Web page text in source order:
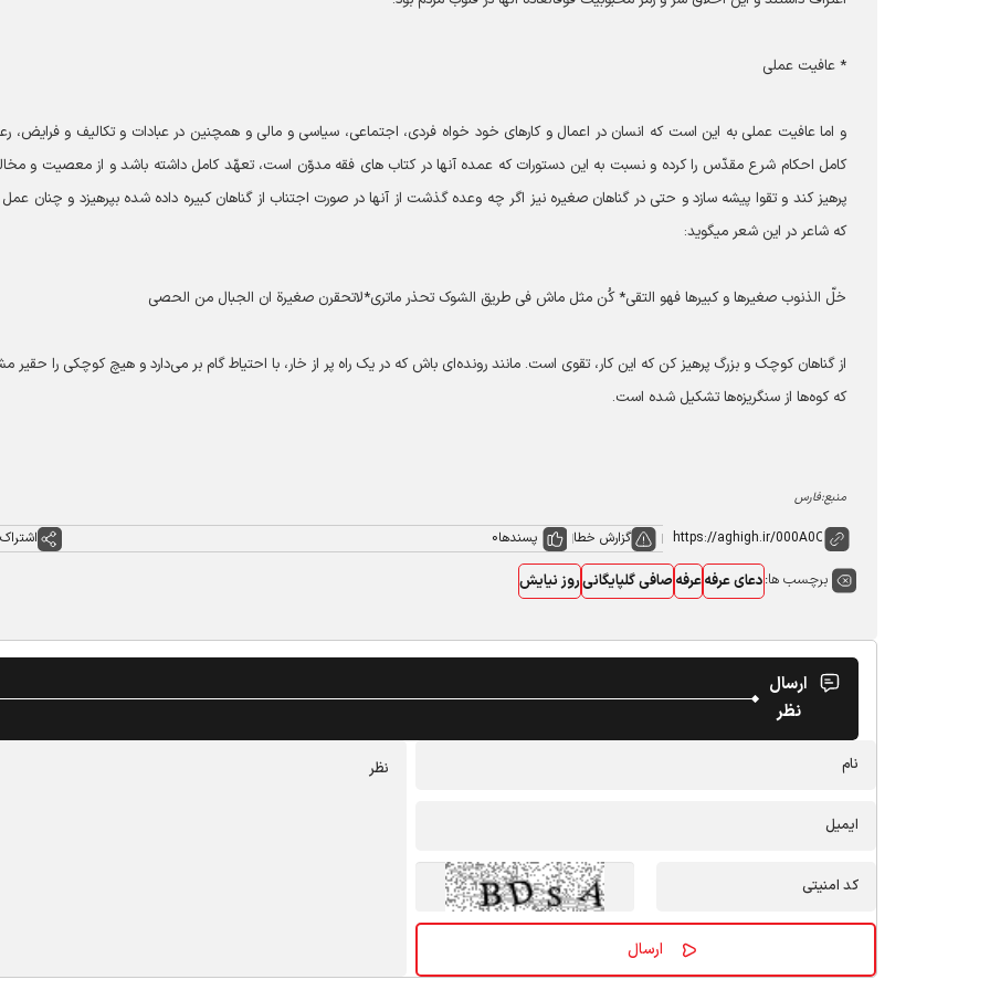
* عافیت عملی
و اما عافیت عملی به این است که انسان در اعمال و کارهای خود خواه فردی، اجتماعی، سیاسی و مالی و همچنین در عبادات و تکالیف و فرایض،
کامل احکام شرع مقدّس را کرده و نسبت به این دستورات که عمده آنها در کتاب های فقه مدوّن است، تعهّد کامل داشته باشد و از معصیت و
پرهیز کند و تقوا پیشه سازد و حتی در گناهان صغیره نیز اگر چه وعده گذشت از آنها در صورت اجتناب از گناهان کبیره داده شده بپرهیزد و چنان
که شاعر در این شعر می‎گوید:
خلّ الذنوب صغیرها و کبیرها فهو التقی* کُن مثل ماش فی طریق الشوک تحذر ماتری*لاتحقرن صغیرة ان الجبال من الحصی
از گناهان کوچک و بزرگ پرهیز کن که این کار، تقوی است. مانند رونده‌ای باش که در یک راه پر از خار، با احتیاط گام بر می‌دارد و هیچ کوچکی را حقیر
که کوه‌ها از سنگریزه‌ها تشکیل شده است.
منبع:فارس
گزارش خطا پسندها0
برچسب ها:دعای عرفهعرفه صافی گلپایگانیروز نیایش
ارسال
نظر